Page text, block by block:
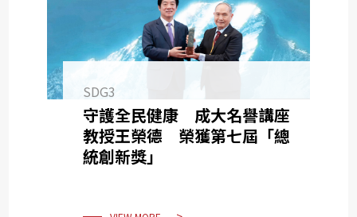
SDG3
守護全民健康 成大名譽講座
教授王榮德 榮獲第七屆「總
統創新獎」